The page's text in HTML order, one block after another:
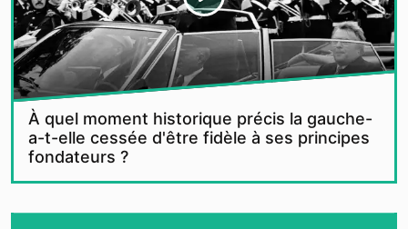
À quel moment historique précis la gauche-
a-t-elle cessée d'être fidèle à ses principes
fondateurs ?